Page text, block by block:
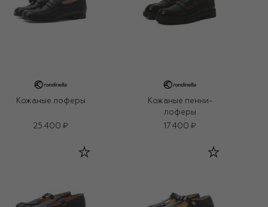
Кожаные лоферы
25 400 ₽
Кожаные пенни-
лоферы
17 400 ₽